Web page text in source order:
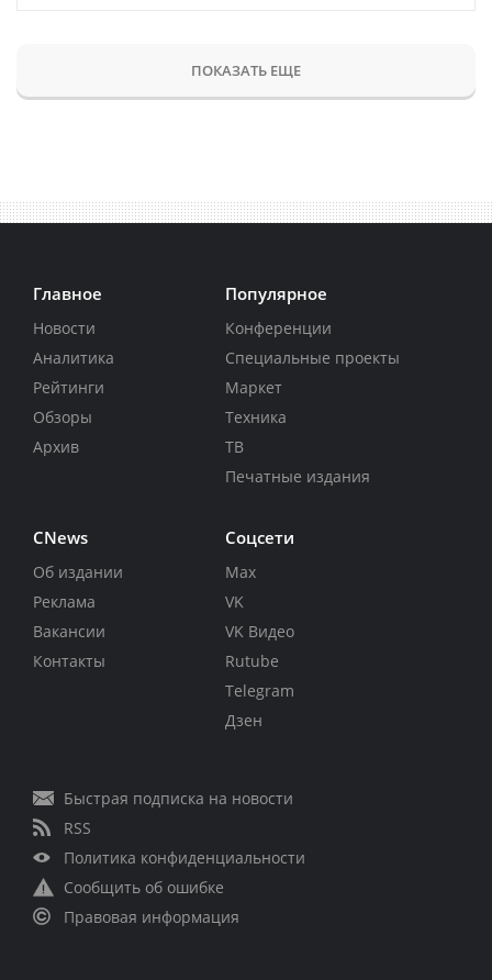
ПОКАЗАТЬ ЕЩЕ
Главное
Новости
Аналитика
Рейтинги
Обзоры
Архив
Популярное
Конференции
Специальные проекты
Маркет
Техника
ТВ
Печатные издания
CNews
Об издании
Реклама
Вакансии
Контакты
Соцсети
Max
VK
VK Видео
Rutube
Telegram
Дзен
Быстрая подписка на новости
RSS
Политика конфиденциальности
Сообщить об ошибке
Правовая информация